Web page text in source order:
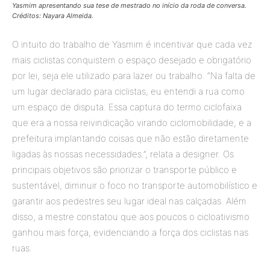
Yasmim apresentando sua tese de mestrado no início da roda de conversa.
Créditos: Nayara Almeida.
O intuito do trabalho de Yasmim é incentivar que cada vez
mais ciclistas conquistem o espaço desejado e obrigatório
por lei, seja ele utilizado para lazer ou trabalho. “Na falta de
um lugar declarado para ciclistas, eu entendi a rua como
um espaço de disputa. Essa captura do termo ciclofaixa
que era a nossa reivindicação virando ciclomobilidade, e a
prefeitura implantando coisas que não estão diretamente
ligadas às nossas necessidades.”, relata a designer. Os
principais objetivos são priorizar o transporte público e
sustentável, diminuir o foco no transporte automobilístico e
garantir aos pedestres seu lugar ideal nas calçadas. Além
disso, a mestre constatou que aos poucos o cicloativismo
ganhou mais força, evidenciando a força dos ciclistas nas
ruas.